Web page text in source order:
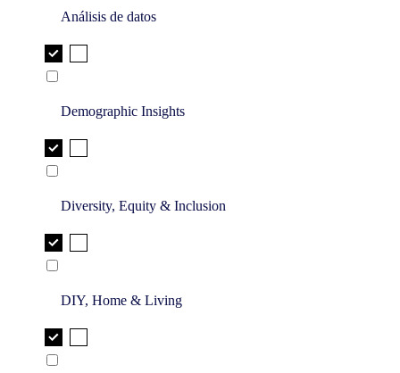
Análisis de datos
Demographic Insights
Diversity, Equity & Inclusion
DIY, Home & Living